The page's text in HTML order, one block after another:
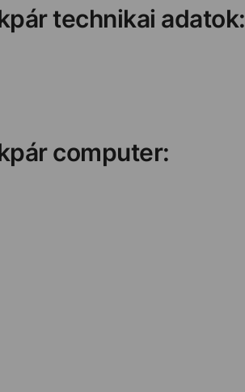
technikai adatok:
computer: